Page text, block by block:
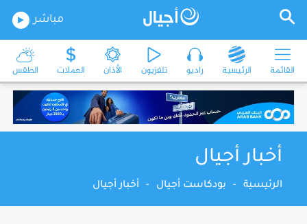
مباشر
القائمة الرئيسية راديو تلفزيون الأذان العملات الطقس
أخبار أجيال
الرئيسية - بودكاست أجيال - أخبار أجيال